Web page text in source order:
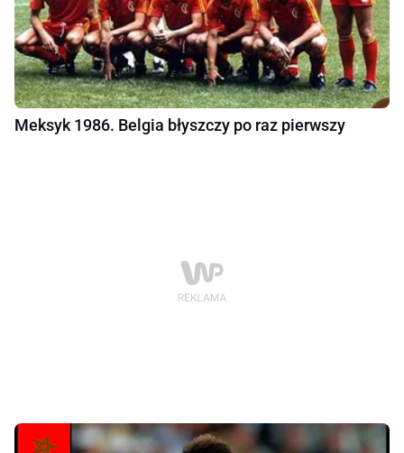
Meksyk 1986. Belgia błyszczy po raz pierwszy